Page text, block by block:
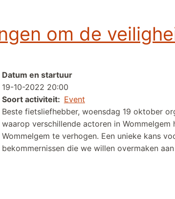
2022
om de
Datum en startuur
19-10-2022 20:00
Soort activiteit
Event
Beste fietsliefhebber, woensdag 19 oktober
waarop verschillende actoren in
Wommelgem te verhogen. Een unieke kans
bekommernissen die we willen overmaken
in Wommelgem te verhogen